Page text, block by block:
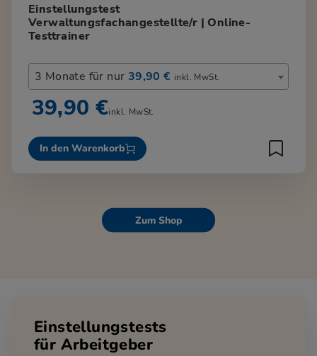
Einstellungstest
Verwaltungsfachangestellte/r | Online-
Testtrainer
3 Monate für nur 39,90 € inkl. MwSt.
39,90 €inkl. MwSt.
In den Warenkorb
Zum Shop
Einstellungstests
für Arbeitgeber